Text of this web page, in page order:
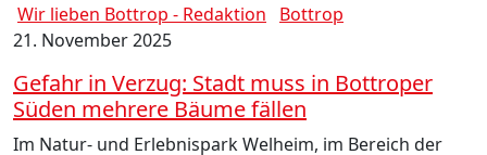
Wir lieben Bottrop - Redaktion
Bottrop
21. November 2025
Gefahr in Verzug: Stadt muss in Bottroper
Süden mehrere Bäume fällen
Im Natur- und Erlebnispark Welheim, im Bereich der